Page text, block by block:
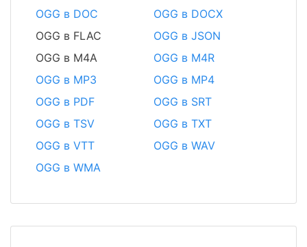
OGG в DOC
OGG в DOCX
OGG в FLAC
OGG в JSON
OGG в M4A
OGG в M4R
OGG в MP3
OGG в MP4
OGG в PDF
OGG в SRT
OGG в TSV
OGG в TXT
OGG в VTT
OGG в WAV
OGG в WMA